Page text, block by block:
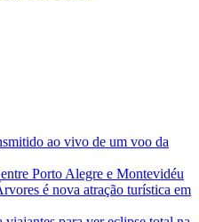
ao vivo de um voo da
Porto Alegre e Montevidéu
é nova atração turística em